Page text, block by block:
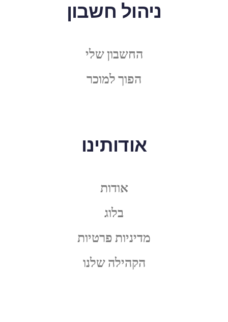
ניהול חשבון
החשבון שלי
הפוך למוכר
אודותינו
אודות
בלוג
מדיניות פרטיות
הקהילה שלנו